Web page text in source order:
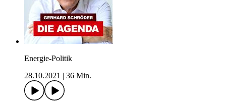
Energie-Politik
28.10.2021
36 Min.